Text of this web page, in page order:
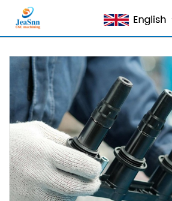
بيت>منتجات>القدرات > خدمة التجميع